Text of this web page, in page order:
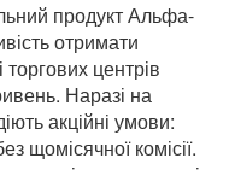
продукт Альфа-
отримати
центрів
Наразі на
акційні умови:
щомісячної комісії.